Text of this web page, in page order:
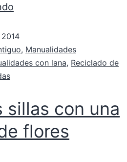
, Manualidades
con lana, Reciclado de
sillas con una
flores